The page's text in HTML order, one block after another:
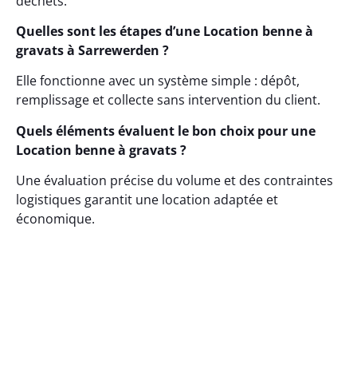
Quelles sont les étapes d’une Location benne à
gravats à Sarrewerden ?
Elle fonctionne avec un système simple : dépôt,
remplissage et collecte sans intervention du client.
Quels éléments évaluent le bon choix pour une
Location benne à gravats ?
Une évaluation précise du volume et des contraintes
logistiques garantit une location adaptée et
économique.